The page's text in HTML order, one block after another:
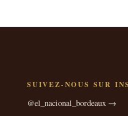
SUIVEZ-NOUS SUR
@el_nacional_bordeaux →